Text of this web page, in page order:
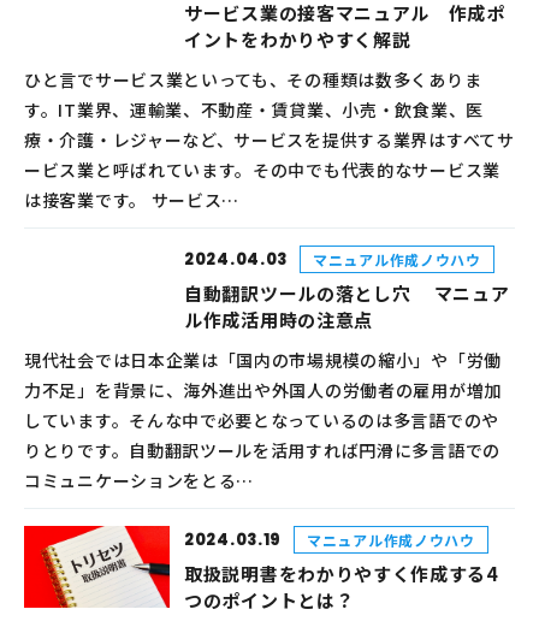
サービス業の接客マニュアル 作成ポ
イントをわかりやすく解説
ひと言でサービス業といっても、その種類は数多くありま
す。IT業界、運輸業、不動産・賃貸業、小売・飲食業、医
療・介護・レジャーなど、サービスを提供する業界はすべてサ
ービス業と呼ばれています。その中でも代表的なサービス業
は接客業です。 サービス…
2024.04.03 マニュアル作成ノウハウ
自動翻訳ツールの落とし穴 マニュア
ル作成活用時の注意点
現代社会では日本企業は「国内の市場規模の縮小」や「労働
力不足」を背景に、海外進出や外国人の労働者の雇用が増加
しています。そんな中で必要となっているのは多言語でのや
りとりです。自動翻訳ツールを活用すれば円滑に多言語での
コミュニケーションをとる…
2024.03.19 マニュアル作成ノウハウ
取扱説明書をわかりやすく作成する4
つのポイントとは？